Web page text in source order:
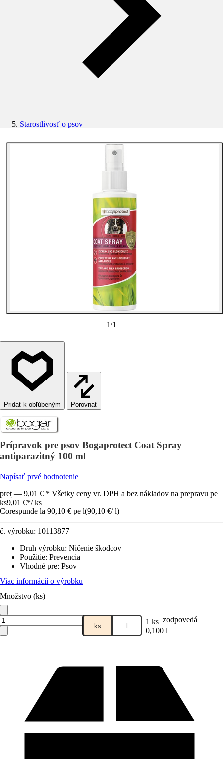
Starostlivosť o psov
1/1
Porovnať
Prípravok pre psov Bogaprotect Coat Spray
antiparazitný 100 ml
Napísať prvé hodnotenie
preț — 9,01 € * Všetky ceny vr. DPH a bez nákladov na prepravu pe
ks9,01 €*/ ks
Corespunde la 90,10 € pe l(90,10 €/ l)
č. výrobku: 10113877
Druh výrobku: Ničenie škodcov
Použitie: Prevencia
Vhodné pre: Psov
Viac informácií o výrobku
Množstvo (ks)
ks l 1 ks zodpovedá
0,100 l